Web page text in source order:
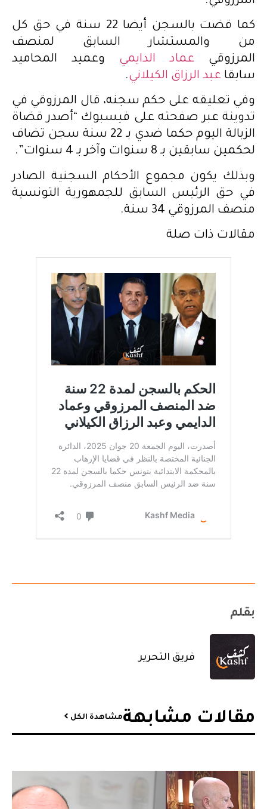
كما قضت بالسجن أيضا 22 سنة في حق كل
من والمستشار السابق لمنصف
المرزوقي عماد الدايمي وعميد المحاميد
سابقا عبد الرزاق الكيلاني.
وفي تعليقه على حكم سجنه، قال المرزوقي في
تدوينة عبر صفحته على فيسبوك “أصدر قضاة
الزبالة اليوم حكما ضدي بـ 22 سنة سجن تضاف
لحكمين سابقين بـ 8 سنوات وآخر بـ 4 سنوات”.
وبذلك يكون مجموع الأحكام السجنية الصادر
في حق الرئيس السابق للجمهورية التونسية
منصف المرزوقي 34 سنة.
مقالات ذات صلة
بقلم
فريق التحرير
مقالات مشابهة​مشاهدة الكل